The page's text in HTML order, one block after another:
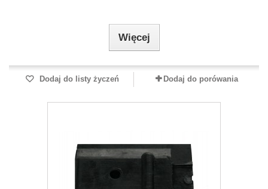
Więcej
Dodaj do listy życzeń Dodaj do porówania